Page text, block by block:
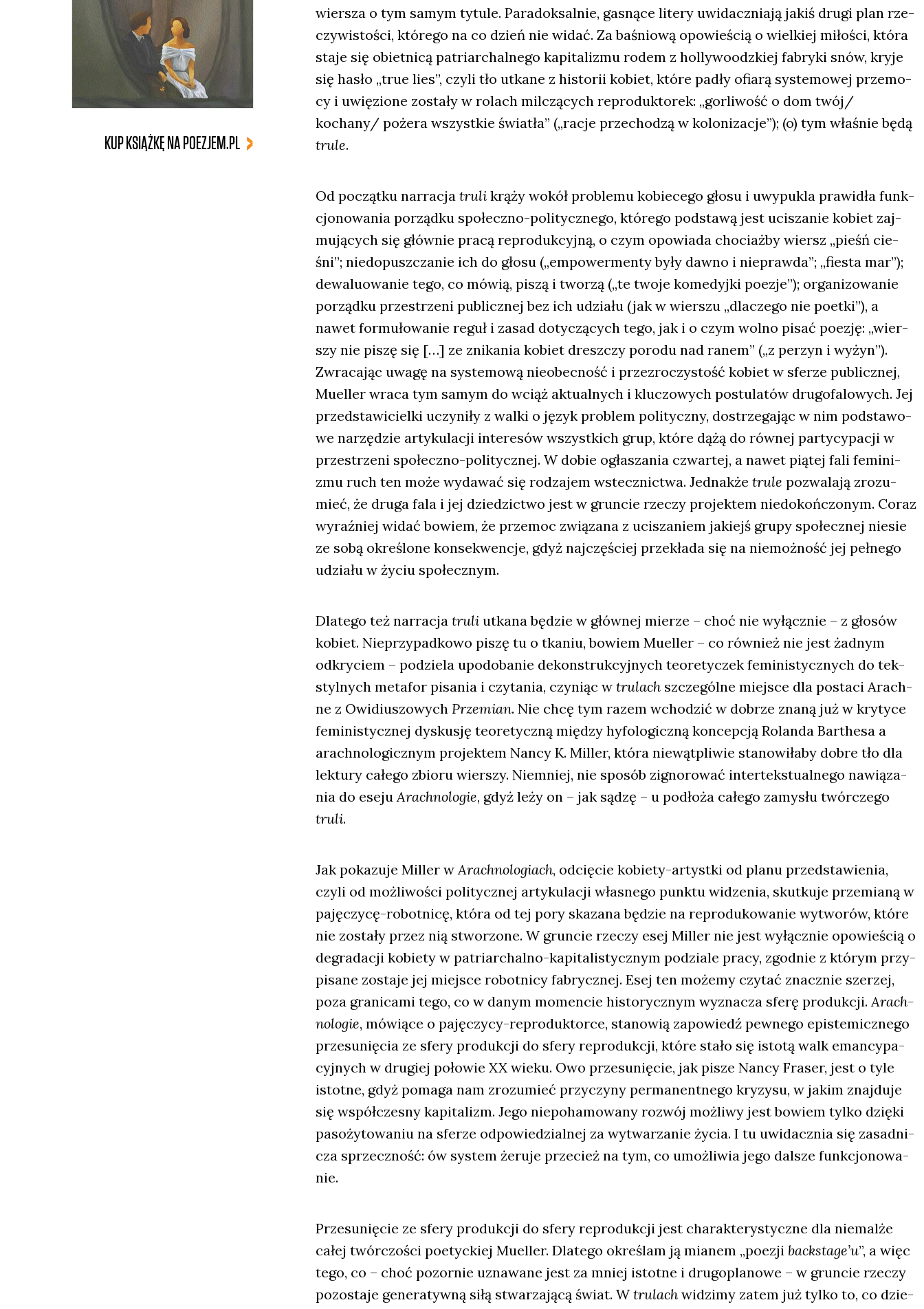
KUP KSIĄŻKĘ NA POEZJEM.PL
wier­sza o tym samym tytu­le. Para­dok­sal­nie, gasną­ce lite­ry uwi­dacz­nia­ją jakiś dru­gi plan rze­
czy­wi­sto­ści, któ­re­go na co dzień nie widać. Za baśnio­wą opo­wie­ścią o wiel­kiej miło­ści, któ­ra
sta­je się obiet­ni­cą patriar­chal­ne­go kapi­ta­li­zmu rodem z hol­ly­wo­odz­kiej fabry­ki snów, kry­je
się hasło „true lies”, czy­li tło utka­ne z histo­rii kobiet, któ­re padły ofia­rą sys­te­mo­wej prze­mo­
cy i uwię­zio­ne zosta­ły w rolach mil­czą­cych repro­duk­to­rek: „gor­li­wość o dom twój/
kochany/ poże­ra wszyst­kie świa­tła” („racje prze­cho­dzą w kolo­ni­za­cje”); (o) tym wła­śnie będą
tru­le.
Od począt­ku nar­ra­cja tru­li krą­ży wokół pro­ble­mu kobie­ce­go gło­su i uwy­pu­kla pra­wi­dła funk­
cjo­no­wa­nia porząd­ku spo­łecz­no-poli­tycz­ne­go, któ­re­go pod­sta­wą jest uci­sza­nie kobiet zaj­
mu­ją­cych się głów­nie pra­cą repro­duk­cyj­ną, o czym opo­wia­da cho­ciaż­by wiersz „pieśń cie­
śni”; nie­do­pusz­cza­nie ich do gło­su („empo­wer­men­ty były daw­no i nie­praw­da”; „fie­sta mar”);
dewa­lu­owa­nie tego, co mówią, piszą i two­rzą („te two­je kome­dyj­ki poezje”); orga­ni­zo­wa­nie
porząd­ku prze­strze­ni publicz­nej bez ich udzia­łu (jak w wier­szu „dla­cze­go nie poet­ki”), a
nawet for­mu­ło­wa­nie reguł i zasad doty­czą­cych tego, jak i o czym wol­no pisać poezję: „wier­
szy nie piszę się […] ze zni­ka­nia kobiet dresz­czy poro­du nad ranem” („z perzyn i wyżyn”).
Zwra­ca­jąc uwa­gę na sys­te­mo­wą nie­obec­ność i prze­zro­czy­stość kobiet w sfe­rze publicz­nej,
Muel­ler wra­ca tym samym do wciąż aktu­al­nych i klu­czo­wych postu­la­tów dru­go­fa­lo­wych. Jej
przed­sta­wi­ciel­ki uczy­ni­ły z wal­ki o język pro­blem poli­tycz­ny, dostrze­ga­jąc w nim pod­sta­wo­
we narzę­dzie arty­ku­la­cji inte­re­sów wszyst­kich grup, któ­re dążą do rów­nej par­ty­cy­pa­cji w
prze­strze­ni spo­łecz­no-poli­tycz­nej. W dobie ogła­sza­nia czwar­tej, a nawet pią­tej fali femi­ni­
zmu ruch ten może wyda­wać się rodza­jem wstecz­nic­twa. Jed­nak­że tru­le pozwa­la­ją zro­zu­
mieć, że dru­ga fala i jej dzie­dzic­two jest w grun­cie rze­czy pro­jek­tem nie­do­koń­czo­nym. Coraz
wyraź­niej widać bowiem, że prze­moc zwią­za­na z uci­sza­niem jakiejś gru­py spo­łecz­nej nie­sie
ze sobą okre­ślo­ne kon­se­kwen­cje, gdyż naj­czę­ściej prze­kła­da się na nie­moż­ność jej peł­ne­go
udzia­łu w życiu spo­łecz­nym.
Dla­te­go też nar­ra­cja tru­liutka­na będzie w głów­nej mie­rze – choć nie wyłącz­nie – z gło­sów
kobiet. Nie­przy­pad­ko­wo piszę tu o tka­niu, bowiem Muel­ler – co rów­nież nie jest żad­nym
odkry­ciem – podzie­la upodo­ba­nie dekon­struk­cyj­nych teo­re­ty­czek femi­ni­stycz­nych do tek­
styl­nych meta­for pisa­nia i czy­ta­nia, czy­niąc w tru­lachszcze­gól­ne miej­sce dla posta­ci Arach­
ne z Owi­diu­szo­wych Prze­mian. Nie chcę tym razem wcho­dzić w dobrze zna­ną już w kry­ty­ce
femi­ni­stycz­nej dys­ku­sję teo­re­tycz­ną mię­dzy hyfo­lo­gicz­ną kon­cep­cją Rolan­da Bar­the­sa a
arach­no­lo­gicz­nym pro­jek­tem Nan­cy K. Mil­ler, któ­ra nie­wąt­pli­wie sta­no­wi­ła­by dobre tło dla
lek­tu­ry całe­go zbio­ru wier­szy. Nie­mniej, nie spo­sób zigno­ro­wać inter­tek­stu­al­ne­go nawią­za­
nia do ese­ju Arach­no­lo­gie, gdyż leży on – jak sądzę – u pod­ło­ża całe­go zamy­słu twór­cze­go
tru­li.
Jak poka­zu­je Mil­ler w Arach­no­lo­giach, odcię­cie kobie­ty-artyst­ki od pla­nu przed­sta­wie­nia,
czy­li od moż­li­wo­ści poli­tycz­nej arty­ku­la­cji wła­sne­go punk­tu widze­nia, skut­ku­je prze­mia­ną w
paję­czy­cę-robot­ni­cę, któ­ra od tej pory ska­za­na będzie na repro­du­ko­wa­nie wytwo­rów, któ­re
nie zosta­ły przez nią stwo­rzo­ne. W grun­cie rze­czy esej Mil­ler nie jest wyłącz­nie opo­wie­ścią o
degra­da­cji kobie­ty w patriar­chal­no-kapi­ta­li­stycz­nym podzia­le pra­cy, zgod­nie z któ­rym przy­
pi­sa­ne zosta­je jej miej­sce robot­ni­cy fabrycz­nej. Esej ten może­my czy­tać znacz­nie sze­rzej,
poza gra­ni­ca­mi tego, co w danym momen­cie histo­rycz­nym wyzna­cza sfe­rę pro­duk­cji. Arach­
no­lo­gie, mówią­ce o paję­czy­cy-repro­duk­tor­ce, sta­no­wią zapo­wiedź pew­ne­go epi­ste­micz­ne­go
prze­su­nię­cia ze sfe­ry pro­duk­cji do sfe­ry repro­duk­cji, któ­re sta­ło się isto­tą walk eman­cy­pa­
cyj­nych w dru­giej poło­wie XX wie­ku. Owo prze­su­nię­cie, jak pisze Nan­cy Fra­ser, jest o tyle
istot­ne, gdyż poma­ga nam zro­zu­mieć przy­czy­ny per­ma­nent­ne­go kry­zy­su, w jakim znaj­du­je
się współ­cze­sny kapi­ta­lizm. Jego nie­po­ha­mo­wa­ny roz­wój moż­li­wy jest bowiem tyl­ko dzię­ki
paso­ży­to­wa­niu na sfe­rze odpo­wie­dzial­nej za wytwa­rza­nie życia. I tu uwi­dacz­nia się zasad­ni­
cza sprzecz­ność: ów sys­tem żeru­je prze­cież na tym, co umoż­li­wia jego dal­sze funk­cjo­no­wa­
nie.
Prze­su­nię­cie ze sfe­ry pro­duk­cji do sfe­ry repro­duk­cji jest cha­rak­te­ry­stycz­ne dla nie­mal­że
całej twór­czo­ści poetyc­kiej Muel­ler. Dla­te­go okre­ślam ją mia­nem „poezji backstage’u”, a więc
tego, co – choć pozor­nie uzna­wa­ne jest za mniej istot­ne i dru­go­pla­no­we – w grun­cie rze­czy
pozo­sta­je gene­ra­tyw­ną siłą stwa­rza­ją­cą świat. Wtru­lachwidzi­my zatem już tyl­ko to, co dzie­